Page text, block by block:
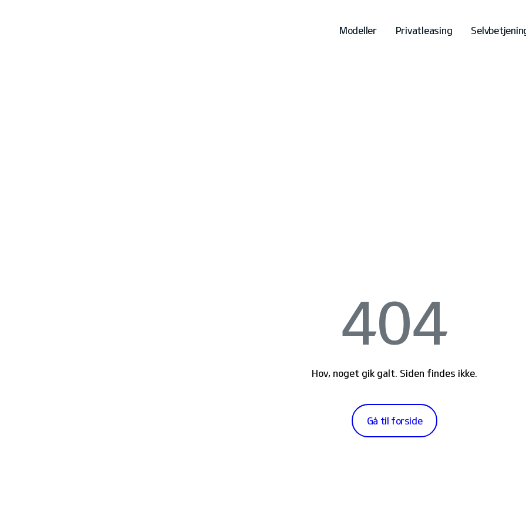
Modeller Privatleasing
404
Hov, noget gik galt. Siden findes ikke.
Gå til forside